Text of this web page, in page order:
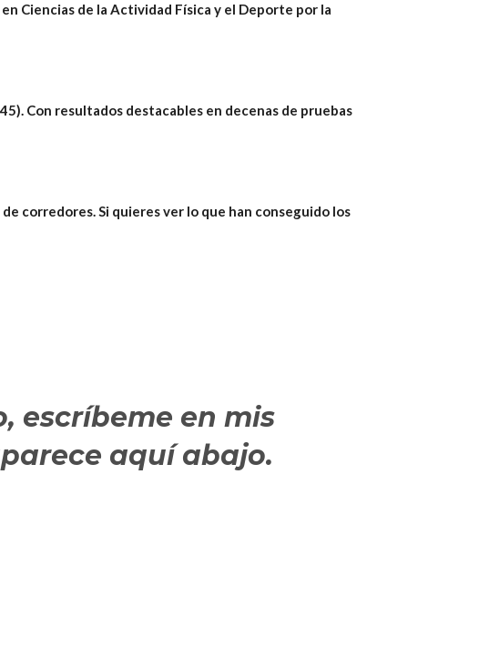
Ciencias de la Actividad Física y el Deporte por la
Con resultados destacables en decenas de pruebas
corredores. Si quieres ver lo que han conseguido los
escríbeme en mis
aquí abajo.